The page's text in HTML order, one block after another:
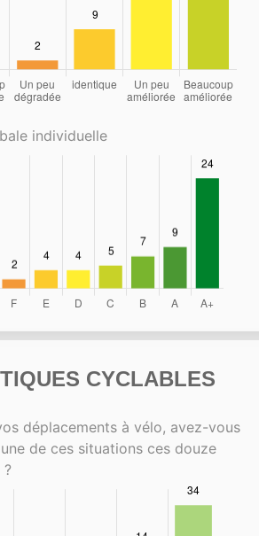
individuelle
CYCLABLES
déplacements à vélo, avez-vous
de ces situations ces douze
?